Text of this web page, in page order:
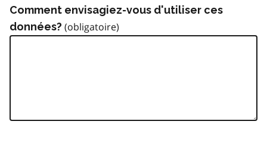
Comment envisagiez-vous d'utiliser ces
données?